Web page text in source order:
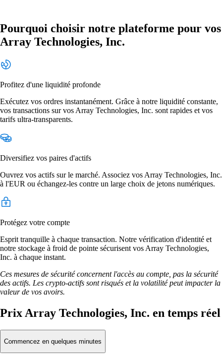
Pourquoi choisir notre plateforme pour vos
Array Technologies, Inc.
Profitez d'une liquidité profonde
Exécutez vos ordres instantanément. Grâce à notre liquidité constante,
vos transactions sur vos Array Technologies, Inc. sont rapides et vos
tarifs ultra-transparents.
Diversifiez vos paires d'actifs
Ouvrez vos actifs sur le marché. Associez vos Array Technologies, Inc.
à l'EUR ou échangez-les contre un large choix de jetons numériques.
Protégez votre compte
Esprit tranquille à chaque transaction. Notre vérification d'identité et
notre stockage à froid de pointe sécurisent vos Array Technologies,
Inc. à chaque instant.
Ces mesures de sécurité concernent l'accès au compte, pas la sécurité
des actifs. Les crypto-actifs sont risqués et la volatilité peut impacter la
valeur de vos avoirs.
Prix Array Technologies, Inc. en temps réel
Commencez en quelques minutes